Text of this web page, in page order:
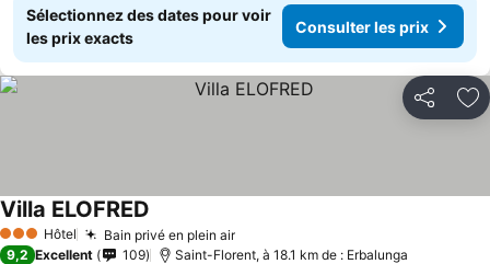
Sélectionnez des dates pour voir
les prix exacts
Consulter les prix
Partager
3 ÉtoilesHôtel Bain privé en plein airConsulter les prix
Villa ELOFRED
9,2 Excellent 109 Saint-Florent, à 18.1 km de : Erbalunga